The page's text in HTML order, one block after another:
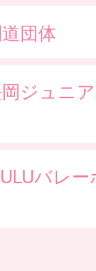
団体
岡ジュニ
バレ